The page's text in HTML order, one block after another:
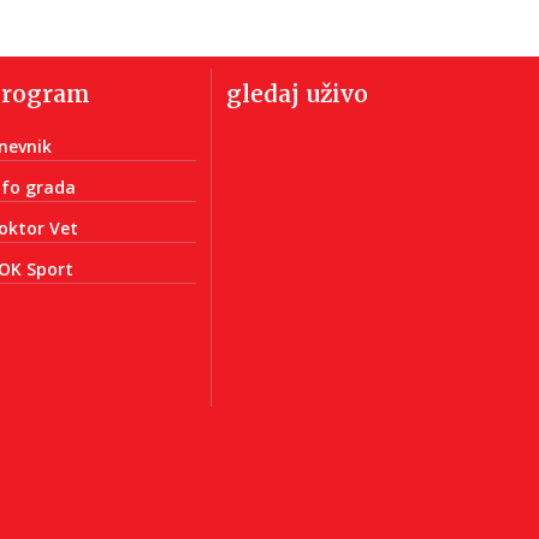
grada
Vet
Sport
gledaj uživo